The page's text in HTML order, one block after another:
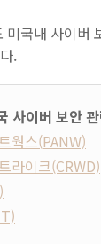
미국내 사이버
.
사이버 보안
웍스(PANW)
라이크(CRWD)